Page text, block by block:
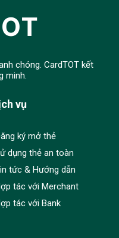
chóng. CardTOT kết
minh.
vụ
ký mở thẻ
dụng thẻ an toàn
tức & Hướng dẫn
tác với Merchant
tác với Bank